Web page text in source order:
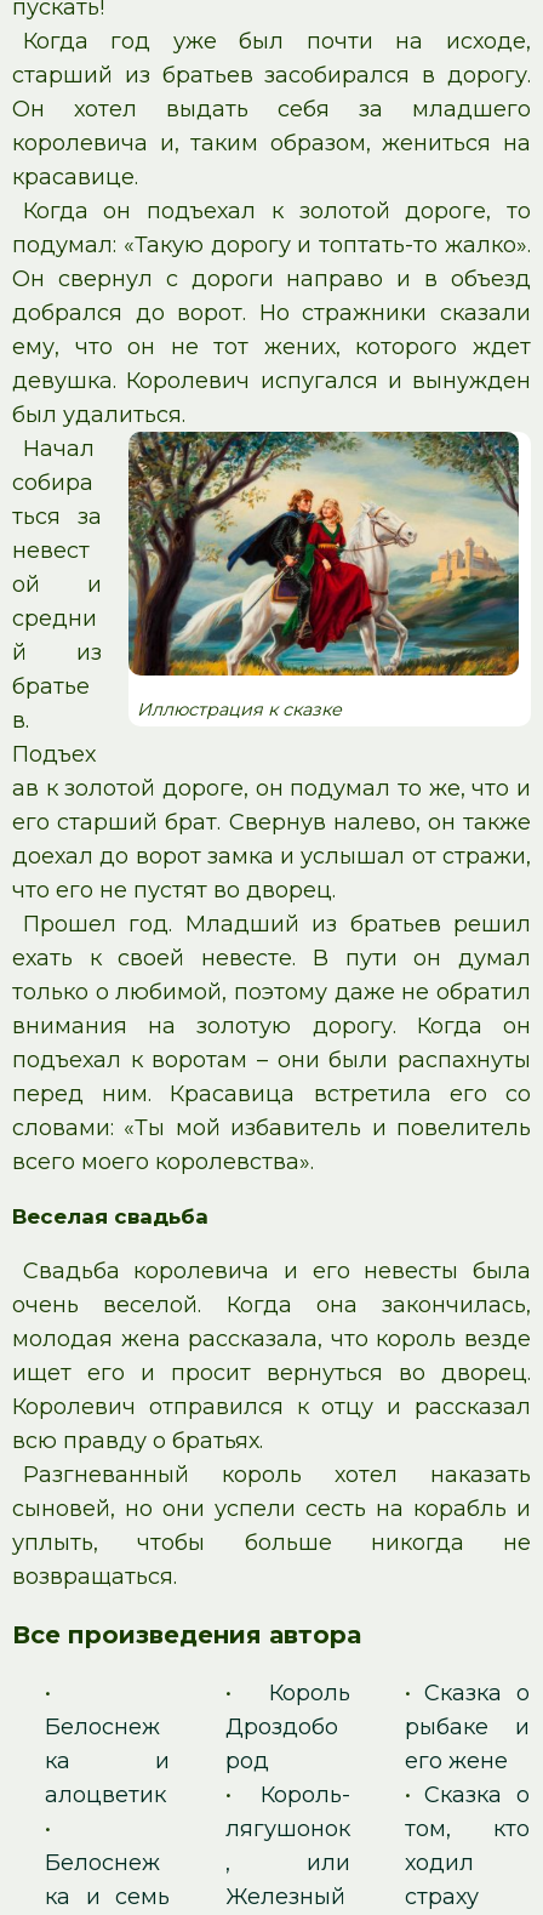
пускать!
Когда год уже был почти на исходе,
старший из братьев засобирался в дорогу.
Он хотел выдать себя за младшего
королевича и, таким образом, жениться на
красавице.
Когда он подъехал к золотой дороге, то
подумал: «Такую дорогу и топтать-то жалко».
Он свернул с дороги направо и в объезд
добрался до ворот. Но стражники сказали
ему, что он не тот жених, которого ждет
девушка. Королевич испугался и вынужден
был удалиться.
Иллюстрация к сказке
Начал
собира
ться за
невест
ой и
средни
й из
братье
в.
Подъех
ав к золотой дороге, он подумал то же, что и
его старший брат. Свернув налево, он также
доехал до ворот замка и услышал от стражи,
что его не пустят во дворец.
Прошел год. Младший из братьев решил
ехать к своей невесте. В пути он думал
только о любимой, поэтому даже не обратил
внимания на золотую дорогу. Когда он
подъехал к воротам – они были распахнуты
перед ним. Красавица встретила его со
словами: «Ты мой избавитель и повелитель
всего моего королевства».
Веселая свадьба
Свадьба королевича и его невесты была
очень веселой. Когда она закончилась,
молодая жена рассказала, что король везде
ищет его и просит вернуться во дворец.
Королевич отправился к отцу и рассказал
всю правду о братьях.
Разгневанный король хотел наказать
сыновей, но они успели сесть на корабль и
уплыть, чтобы больше никогда не
возвращаться.
Все произведения автора
•
Белоснеж
ка и
алоцветик
•
Белоснеж
ка и семь
• Король
Дроздобо
род
• Король-
лягушонок
, или
Железный
•Сказка о
рыбаке и
его жене
•Сказка о
том, кто
ходил
страху